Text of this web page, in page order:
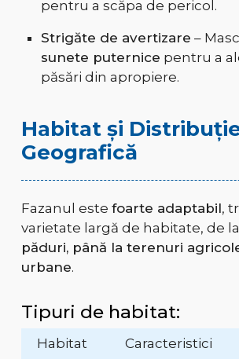
pentru a scăpa de pericol.
Strigăte de avertizare –
sunete puternice pentru a
păsări din apropiere.
Habitat și
Geografică
Fazanul este foarte adaptabil,
varietate largă de habitate, de la
păduri, până la terenuri
urbane.
Tipuri de habitat:
Habitat Caracteristici